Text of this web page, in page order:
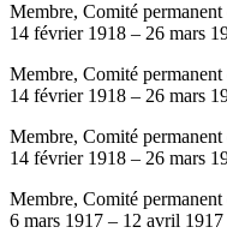
Membre, Comité permanent
14 février 1918 – 26 mars
Membre, Comité
14 février 1918 – 26 mars
Membre, Comité
14 février 1918 – 26 mars
Membre, Comité
6 mars 1917 – 12 avril 1917